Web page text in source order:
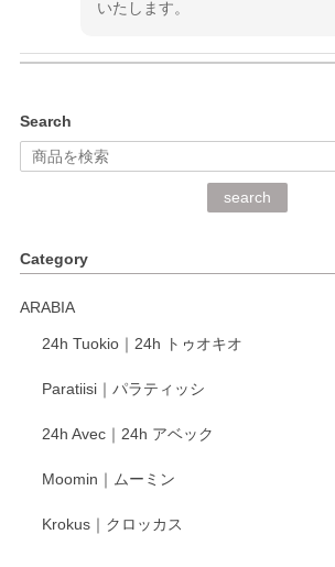
いたします。
深さや大きさがとてもちょうど良く、手に
く、他の柄も何枚かこちらで買い、毎食時
く交換して下さいました。
がとうございます。 同じシリーズ
います。 温かいお言葉をいただき
いたします。
Search
search
Category
ARABIA
24h Tuokio｜24h トゥオキオ
Paratiisi｜パラティッシ
24h Avec｜24h アベック
Moomin｜ムーミン
Krokus｜クロッカス